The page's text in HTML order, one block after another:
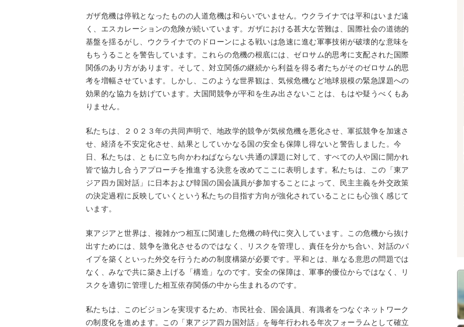
ガザ危機は停戦となったものの人道危機は和らいでいません。ウクライナでは平和はいまだ遠
く、エスカレーションの危険が続いています。ガザにおける甚大な苦難は、国際社会の道徳的
基盤を揺るがし、ウクライナでのドローンによる戦いは急速に進む軍事技術が破壊的な意味を
もちうることを警告しています。これらの危機の根底には、ゼロサム的思考に支配された国際
関係のあり方があります。そして、対立関係の継続から利益を得る者たちがそのゼロサム的思
考を増幅させています。しかし、このような世界観は、気候危機など地球規模の緊急課題への
効果的な協力を妨げています。大国間競争が平和を生み出さないことは、もはや疑うべくもあ
りません。
私たちは、２０２３年の共同声明で、地政学的競争が気候危機を悪化させ、軍拡競争を加速さ
せ、経済を不安定化させ、結果としていかなる国の安全も保障し得ないと警告しました。今
日、私たちは、ともに立ち向かわねばならない共通の課題に対して、すべての人や国に開かれ
皆で協力し合うアプローチを推進する決意を改めてここに表明します。私たちは、この「東ア
ジア四カ国対話」に日本および韓国の国会議員が参加することによって、民主主義を外交政策
の決定過程に反映していくという私たちの目指す方向が強化されていることにも心強く感じて
います。
東アジアと世界は、複雑かつ相互に関連した危機の時代に突入しています。この危機から抜け
出すためには、競争を激化させるのではなく、リスクを管理し、責任を分かち合い、対話のパ
イプを築くといった外交を行うための制度構築が必要です。平和とは、単なる意思の問題では
なく、みなで共に築き上げる「構造」なのです。安全の保障は、軍事的優位からではなく、リ
スクを適切に管理した相互依存関係の中から生まれるのです。
私たちは、このビジョンを実現するため、市民社会、国会議員、有識者をつなぐネットワーク
の制度化を進めます。この「東アジア四カ国対話」を毎年行われる年次フォーラムとして確立